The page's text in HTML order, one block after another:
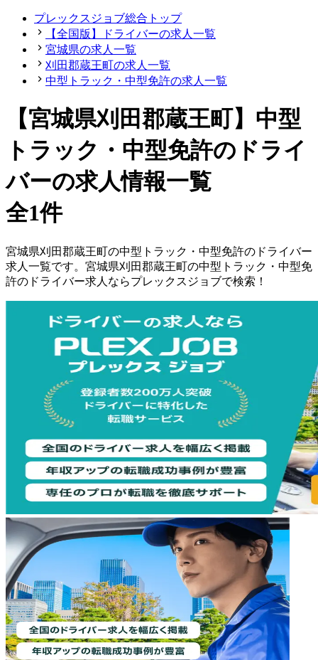
プレックスジョブ総合トップ
【全国版】ドライバーの求人一覧
宮城県の求人一覧
刈田郡蔵王町の求人一覧
中型トラック・中型免許の求人一覧
【宮城県刈田郡蔵王町】中型
トラック・中型免許のドライ
バーの求人情報一覧
全1件
宮城県刈田郡蔵王町の中型トラック・中型免許の ドライバー
求人一覧です。 宮城県刈田郡蔵王町の中型トラック・中型免
許の ドライバー求人ならプレックスジョブで検索！